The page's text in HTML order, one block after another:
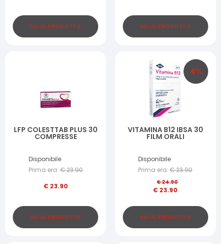
VAI AL PRODOTTO VAI AL PRODOTTO
LFP COLESTTAB PLUS 30
COMPRESSE
Disponibile
Prima era: €23.90
€ 23.90
VAI AL PRODOTTO
4%
VITAMINA B12 IBSA 30
FILM ORALI
Disponibile
Prima era: €23.90
€24.90
€ 23.90
VAI AL PRODOTTO